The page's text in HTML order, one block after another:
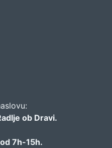
ob Dravi.
7h-15h.